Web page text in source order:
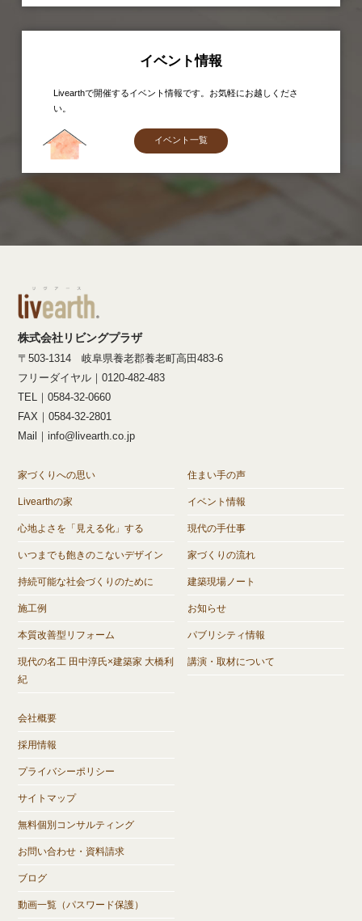
イベント情報
Livearthで開催するイベント情報です。お気軽にお越しくださ
い。
イベント一覧
株式会社リビングプラザ
〒503-1314 岐阜県養老郡養老町高田483-6
フリーダイヤル｜0120-482-483
TEL｜0584-32-0660
FAX｜0584-32-2801
Mail｜info@livearth.co.jp
家づくりへの思い
Livearthの家
心地よさを「見える化」する
いつまでも飽きのこないデザイン
持続可能な社会づくりのために
施工例
本質改善型リフォーム
現代の名工 田中淳氏×建築家 大橋利
紀
住まい手の声
イベント情報
現代の手仕事
家づくりの流れ
建築現場ノート
お知らせ
パブリシティ情報
講演・取材について
会社概要
採用情報
プライバシーポリシー
サイトマップ
無料個別コンサルティング
お問い合わせ・資料請求
ブログ
動画一覧（パスワード保護）